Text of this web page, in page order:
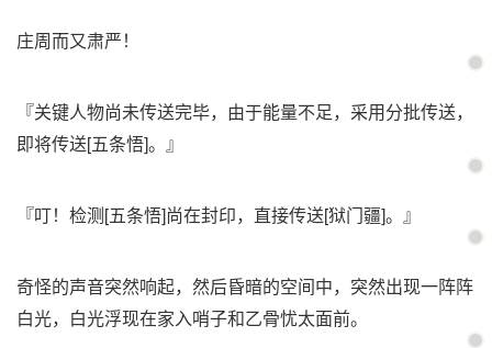
庄周而又肃严！
『关键人物尚未传送完毕，由于能量不足，采用分批传送，
即将传送[五条悟]。』
『叮！检测[五条悟]尚在封印，直接传送[狱门疆]。』
奇怪的声音突然响起，然后昏暗的空间中，突然出现一阵阵
白光，白光浮现在家入哨子和乙骨忧太面前。